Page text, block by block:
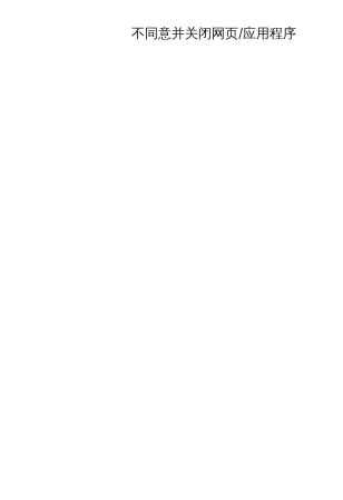
不同意并关闭网页/应用程序